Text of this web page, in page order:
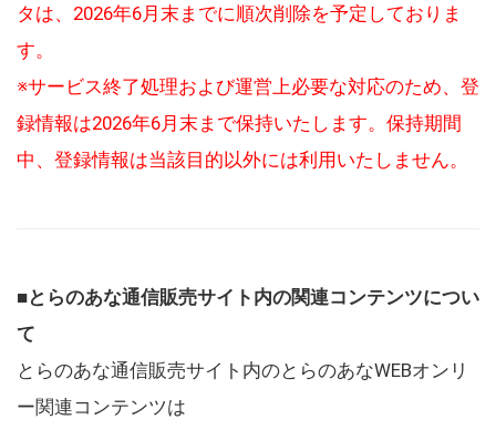
タは、2026年6月末までに順次削除を予定しておりま
す。
※サービス終了処理および運営上必要な対応のため、登
録情報は2026年6月末まで保持いたします。保持期間
中、登録情報は当該目的以外には利用いたしません。
■とらのあな通信販売サイト内の関連コンテンツについ
て
とらのあな通信販売サイト内のとらのあなWEBオンリ
ー関連コンテンツは